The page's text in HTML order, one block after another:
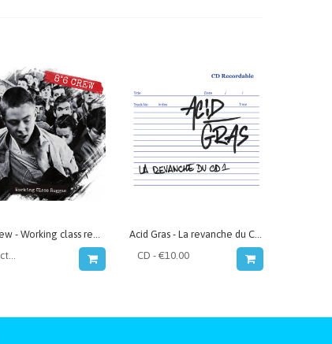
8°6 Crew - Working class reggae Acid Gras - La revanche du CD1